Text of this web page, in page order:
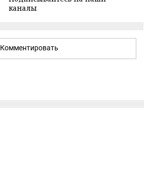
каналы
Комментировать